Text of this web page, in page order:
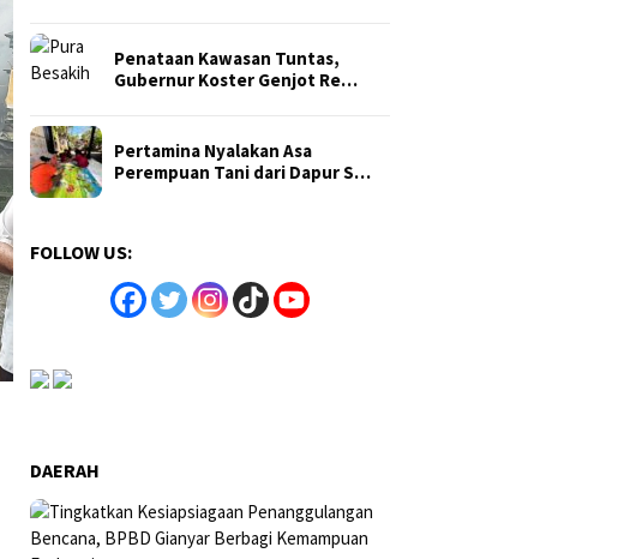
Penataan Kawasan Tuntas,
Gubernur Koster Genjot Re…
Pertamina Nyalakan Asa
Perempuan Tani dari Dapur S…
FOLLOW US:
DAERAH